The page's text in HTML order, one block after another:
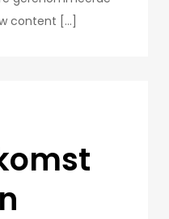
content […]